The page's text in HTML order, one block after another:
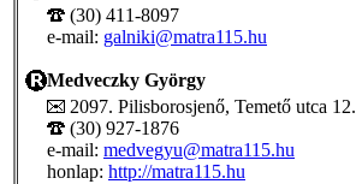
(30) 411-8097
e-mail: galniki@matra115.hu
Medveczky György
2097. Pilisborosjenő, Temető utca 12.
(30) 927-1876
e-mail: medvegyu@matra115.hu
honlap: http://matra115.hu